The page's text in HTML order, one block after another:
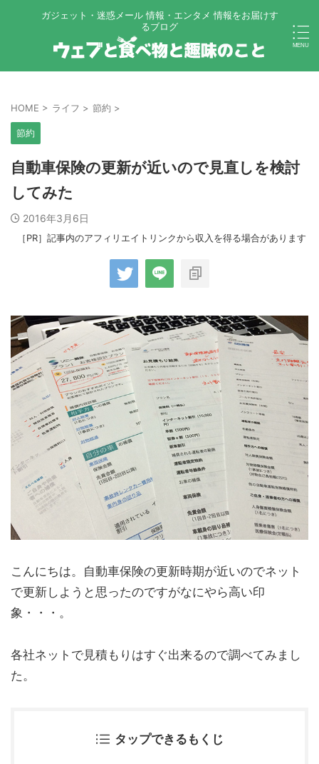
ガジェット・迷惑メール 情報・エンタメ 情報をお届けす
るブログ
HOME > ライフ > 節約 >
節約
自動車保険の更新が近いので見直しを検討
してみた
2016年3月6日
［PR］記事内のアフィリエイトリンクから収入を得る場合があります
こんにちは。自動車保険の更新時期が近いのでネット
で更新しようと思ったのですがなにやら高い印
象・・・。
各社ネットで見積もりはすぐ出来るので調べてみまし
た。
タップできるもくじ